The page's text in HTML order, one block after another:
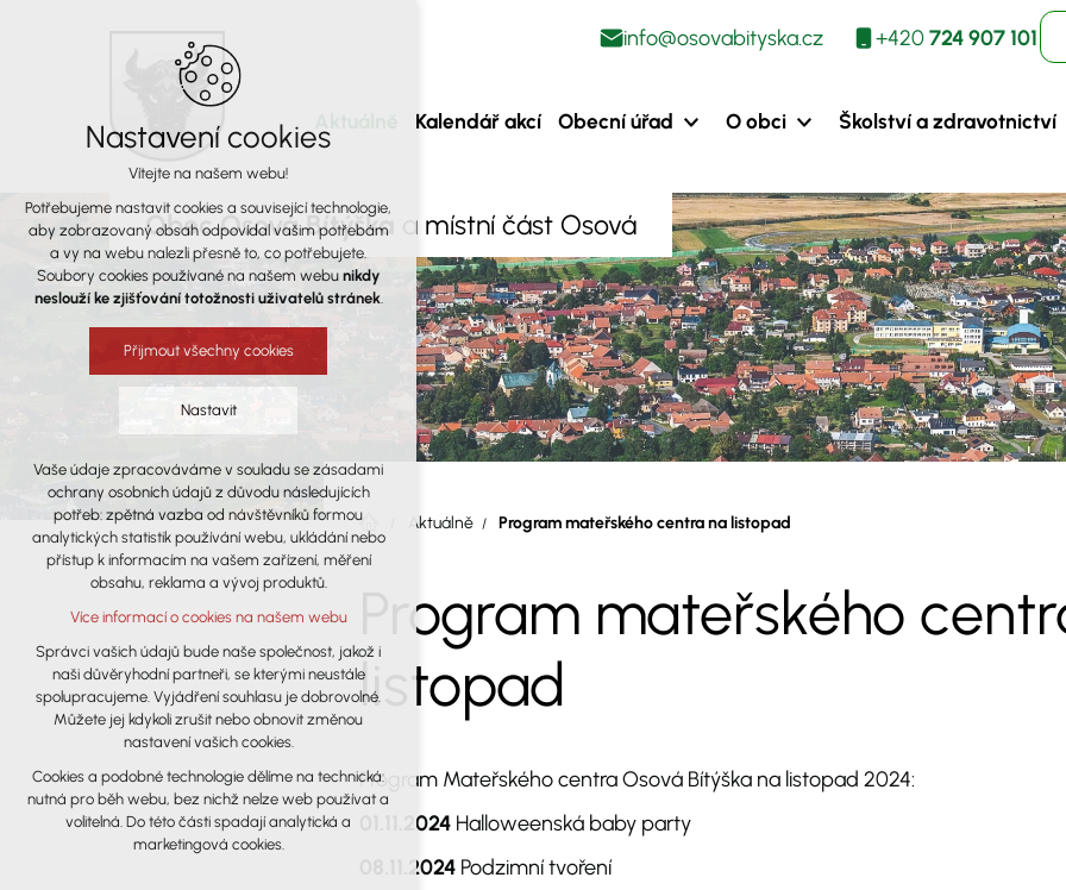
info@osovabityska.cz +420724 907 101
Kalendář akcí Obecní úřad O obci Školství a zdravotnictví
Obec Osová Bítýška a místní část Osová
Aktuálně Program mateřského centra na listopad
Program mateřského
listopad
Program Mateřského centra Osová Bítýška na listopad 2024:
01.11.2024 Halloweenská baby party
08.11.2024 Podzimní tvoření
Nastavení cookies
Vítejte na našem webu!
Potřebujeme nastavit cookies a související technologie,
aby zobrazovaný obsah odpovídal vašim potřebám
a vy na webu nalezli přesně to, co potřebujete.
Soubory cookies používané na našem webu nikdy
neslouží ke zjišťování totožnosti uživatelů stránek.
Přijmout všechny cookies
Nastavit
Technická cookies
nutná pro provozování webu
udržení kontextu stránek (session): případná
přihlášení, volby jazyka, apod.
analytická pro anonymizované
vyhodnocení návštěvnosti
marketingová cookies (Google)
Více informací o cookies na našem webu
Přijmout všechny cookies
Odmítnout vše
Vaše údaje zpracováváme v souladu se zásadami
ochrany osobních údajů z důvodu následujících
potřeb: zpětná vazba od návštěvníků formou
analytických statistik používání webu, ukládání nebo
přístup k informacím na vašem zařízení, měření
obsahu, reklama a vývoj produktů.
Více informací o cookies na našem webu
Správci vašich údajů bude naše společnost, jakož i
naši důvěryhodní partneři, se kterými neustále
spolupracujeme. Vyjádření souhlasu je dobrovolné.
Můžete jej kdykoli zrušit nebo obnovit změnou
nastavení vašich cookies.
Cookies a podobné technologie dělíme na technická:
nutná pro běh webu, bez nichž nelze web používat a
volitelná. Do této části spadají analytická a
marketingová cookies.